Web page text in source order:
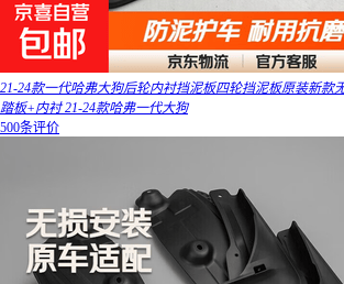
21-24款一代哈弗大狗后轮内衬挡泥板四轮挡泥板原装新款
踏板+内衬 21-24款哈弗一代大狗
500条评价